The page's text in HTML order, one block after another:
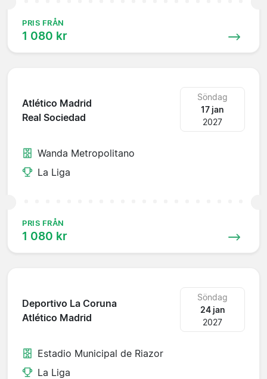
PRIS FRÅN
1 080 kr
Atlético Madrid
Real Sociedad
Söndag
17 jan
2027
Wanda Metropolitano
La Liga
PRIS FRÅN
1 080 kr
Deportivo La Coruna
Atlético Madrid
Söndag
24 jan
2027
Estadio Municipal de Riazor
La Liga